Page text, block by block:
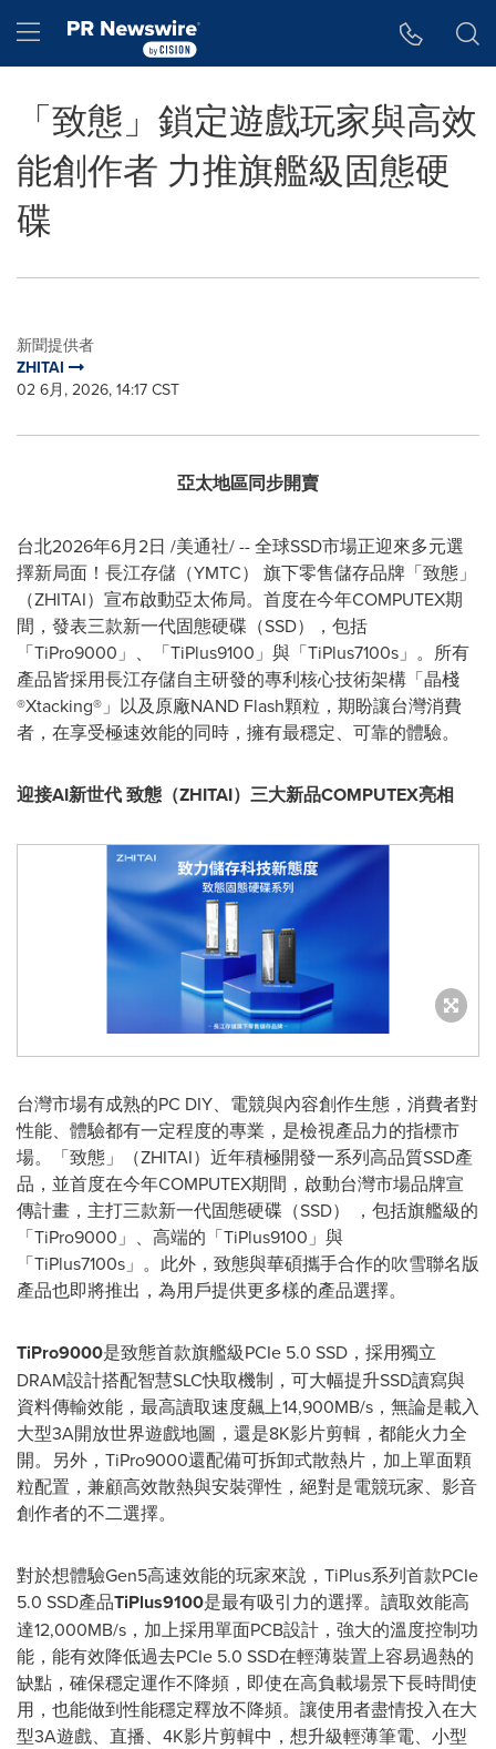
Hamburger menu
「致態」鎖定遊戲玩家與高效
能創作者 力推旗艦級固態硬
碟
新聞提供者
ZHITAI
02 6月, 2026, 14:17 CST
亞太地區同步開賣
台北2026年6月2日 /美通社/ -- 全球SSD市場正迎來多元選
擇新局面！長江存儲（YMTC） 旗下零售儲存品牌「致態」
（ZHITAI）宣布啟動亞太佈局。首度在今年COMPUTEX期
間，發表三款新一代固態硬碟（SSD），包括
「TiPro9000」、「TiPlus9100」與「TiPlus7100s」。所有
產品皆採用長江存儲自主研發的專利核心技術架構「晶棧
®Xtacking®」以及原廠NAND Flash顆粒，期盼讓台灣消費
者，在享受極速效能的同時，擁有最穩定、可靠的體驗。
迎接AI新世代 致態（ZHITAI）三大新品COMPUTEX亮相
台灣市場有成熟的PC DIY、電競與內容創作生態，消費者對
性能、體驗都有一定程度的專業，是檢視產品力的指標市
場。「致態」（ZHITAI）近年積極開發一系列高品質SSD產
品，並首度在今年COMPUTEX期間，啟動台灣市場品牌宣
傳計畫，主打三款新一代固態硬碟（SSD） ，包括旗艦級的
「TiPro9000」、高端的「TiPlus9100」與
「TiPlus7100s」。此外，致態與華碩攜手合作的吹雪聯名版
產品也即將推出，為用戶提供更多樣的產品選擇。
TiPro9000是致態首款旗艦級PCIe 5.0 SSD，採用獨立
DRAM設計搭配智慧SLC快取機制，可大幅提升SSD讀寫與
資料傳輸效能，最高讀取速度飆上14,900MB/s，無論是載入
大型3A開放世界遊戲地圖，還是8K影片剪輯，都能火力全
開。另外，TiPro9000還配備可拆卸式散熱片，加上單面顆
粒配置，兼顧高效散熱與安裝彈性，絕對是電競玩家、影音
創作者的不二選擇。
對於想體驗Gen5高速效能的玩家來說，TiPlus系列首款PCIe
5.0 SSD產品TiPlus9100是最有吸引力的選擇。讀取效能高
達12,000MB/s，加上採用單面PCB設計，強大的溫度控制功
能，能有效降低過去PCIe 5.0 SSD在輕薄裝置上容易過熱的
缺點，確保穩定運作不降頻，即使在高負載場景下長時間使
用，也能做到性能穩定釋放不降頻。讓使用者盡情投入在大
型3A遊戲、直播、4K影片剪輯中，想升級輕薄筆電、小型